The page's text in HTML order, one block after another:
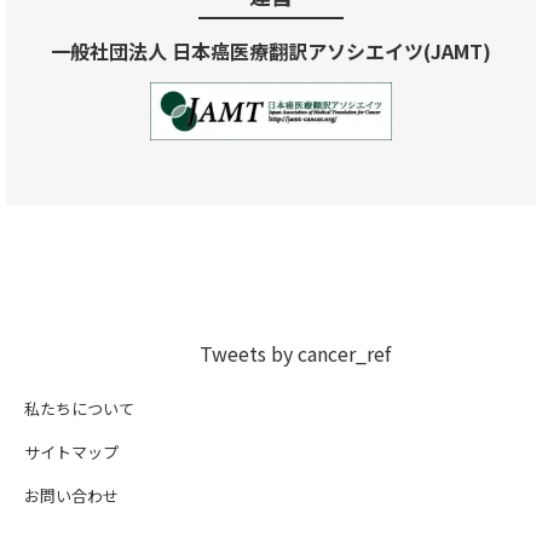
一般社団法人 日本癌医療翻訳アソシエイツ(JAMT)
Tweets by cancer_ref
私たちについて
サイトマップ
お問い合わせ